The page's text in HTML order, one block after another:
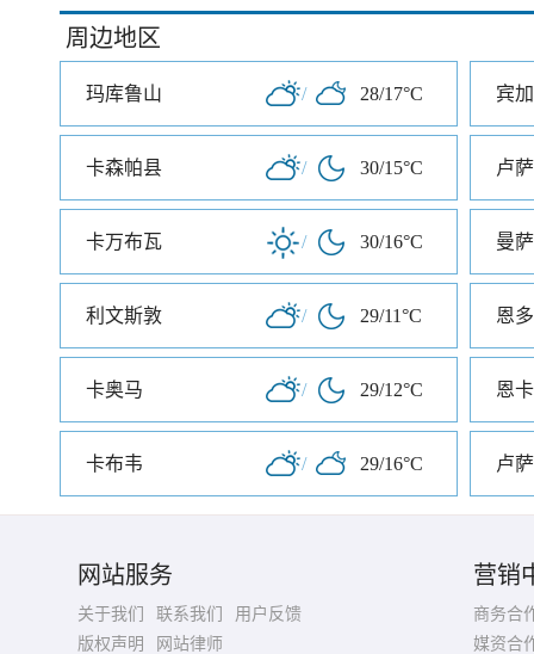
周边地区
玛库鲁山 / 28/17°C 宾加
卡森帕县 / 30/15°C 卢
卡万布瓦 / 30/16°C 曼萨
利文斯敦 / 29/11°C 恩
卡奥马 / 29/12°C 恩
卡布韦 / 29/16°C 卢
网站服务
关于我们 联系我们
用户反馈
版权声明
网站律师
营销
商务合
媒资合